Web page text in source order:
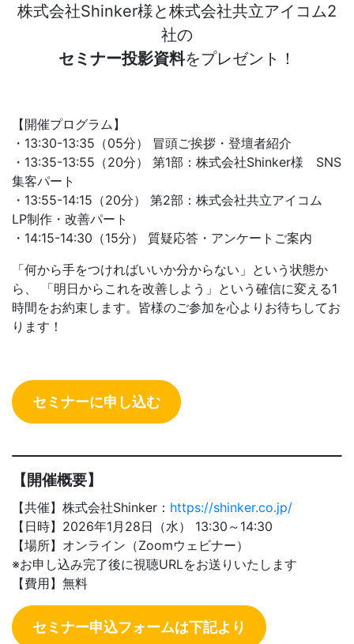
株式会社Shinker様と株式会社共立アイコム2
社の
セミナー投影資料をプレゼント！
【開催プログラム】
・13:30-13:35（05分） 冒頭ご挨拶・登壇者紹介
・13:35-13:55（20分） 第1部：株式会社Shinker様 SNS
集客パート
・13:55-14:15（20分） 第2部：株式会社共立アイコム
LP制作・改善パート
・14:15-14:30（15分） 質疑応答・アンケートご案内
「何から手をつければいいか分からない」という状態か
ら、 「明日からこれを改善しよう」という確信に変える1
時間をお約束します。皆様のご参加を心よりお待ちしてお
ります！
セミナーに申し込む
【 開催概要】
【共催】株式会社Shinker： https://shinker.co.jp/
【日時】2026年1月28日（水） 13:30～14:30
【場所】オンライン（Zoomウェビナー）
※お申し込み完了後に視聴URLをお送りいたします
【費用】無料
セミナー申込フォームは下記より